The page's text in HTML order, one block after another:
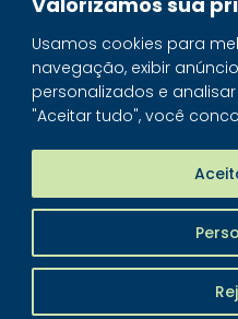
Usamos cookies para
navegação, exibir
personalizados e
"Aceitar tudo", você
PORTAL DO ASSOCIADO
SISTEMA IBRAM
PORTAL DOS MINERAIS
LOJA MINERAIS DO
IBRAM - © 2026